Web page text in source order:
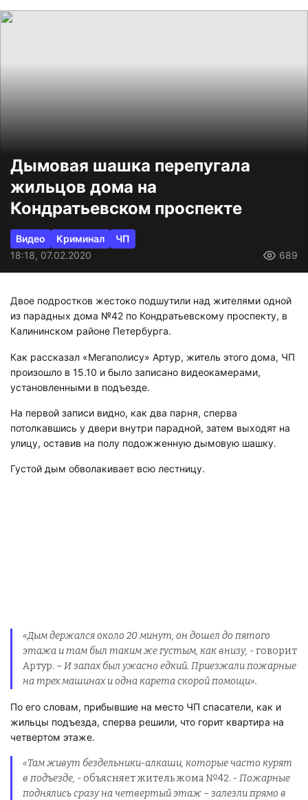
Дымовая шашка перепугала
жильцов дома на
Кондратьевском проспекте
Видео Криминал
ЧП
18:18, 07.02.2020
689
Двое подростков жестоко подшутили над жителями одной
из парадных дома №42 по Кондратьевскому проспекту, в
Калининском районе Петербурга.
Как рассказал «Мегаполису» Артур, житель этого дома, ЧП
произошло в 15.10 и было записано видеокамерами,
установленными в подъезде.
На первой записи видно, как два парня, сперва
потолкавшись у двери внутри парадной, затем выходят на
улицу, оставив на полу подожженную дымовую шашку.
Густой дым обволакивает всю лестницу.
«Дым держался около 20 минут, он дошел до пятого
этажа и там был таким же густым, как внизу, - говорит
Артур. – И запах был ужасно едкий. Приезжали пожарные
на трех машинах и одна карета скорой помощи».
По его словам, прибывшие на место ЧП спасатели, как и
жильцы подъезда, сперва решили, что горит квартира на
четвертом этаже.
«Там живут бездельники-алкаши, которые часто курят
в подъезде, - объясняет житель жома №42. - Пожарные
поднялись сразу на четвертый этаж – залезли прямо в